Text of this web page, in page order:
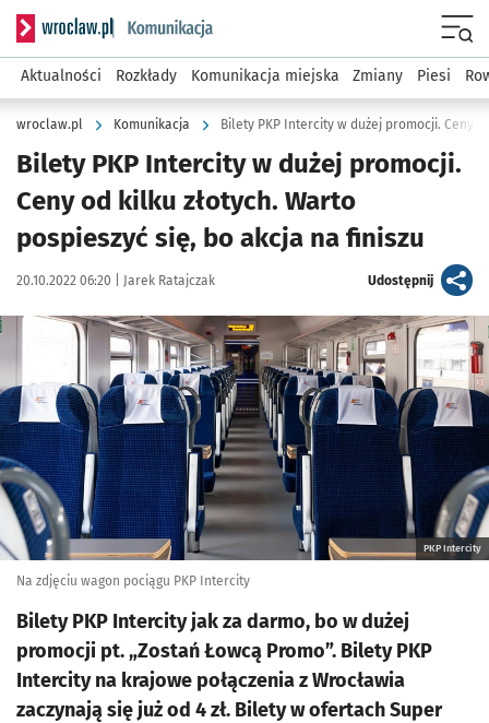
Serwis informacyjny wroclaw.pl podserwis: Komunikacja
Aktualności Rozkłady Komunikacja miejska Zmiany Piesi
wroclaw.pl Komunikacja
Bilety PKP Intercity w dużej promocji.
Ceny od kilku złotych. Warto
pospieszyć się, bo akcja na finiszu
Data publikacji:
20.10.2022 06:20 | Autor:
Jarek Ratajczak Udostępnijartykuł
Kliknij, aby powiększyć
PKP Intercity
Na zdjęciu wagon pociągu PKP Intercity
Bilety PKP Intercity jak za darmo, bo w dużej
promocji pt. „Zostań Łowcą Promo”. Bilety PKP
Intercity na krajowe połączenia z Wrocławia
zaczynają się już od 4 zł. Bilety w ofertach Super